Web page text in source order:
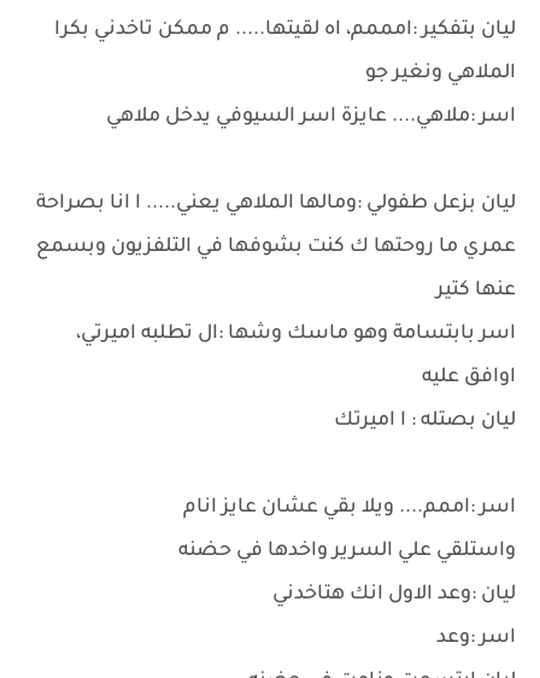
ليان بتفكير :امممم، اه لقيتها..... م ممكن تاخدني بكرا
الملاهي ونغير جو
اسر :ملاهي.... عايزة اسر السيوفي يدخل ملاهي
ليان بزعل طفولي :ومالها الملاهي يعني..... ا انا بصراحة
عمري ما روحتها ك كنت بشوفها في التلفزيون وبسمع
عنها كتير
اسر بابتسامة وهو ماسك وشها :ال تطلبه اميرتي،
اوافق عليه
ليان بصتله : ا اميرتك
اسر :اممم.... ويلا بقي عشان عايز انام
واستلقي علي السرير واخدها في حضنه
ليان :وعد الاول انك هتاخدني
اسر :وعد